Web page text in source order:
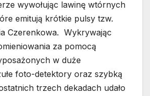
wywołując lawinę wtórnych
emitują krótkie pulsy tzw.
Czerenkowa. Wykrywając
za pomocą
w duże
foto-detektory oraz szybką
trzech dekadach udało